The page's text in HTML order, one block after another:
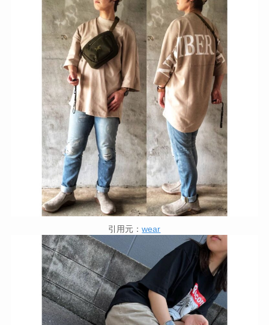
引用元：wear